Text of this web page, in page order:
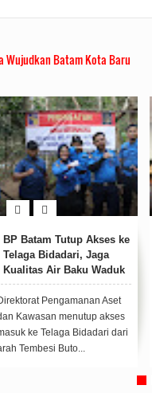
Wujudkan Batam Kota Baru
BP Batam Tutup Akses ke
Telaga Bidadari, Jaga
Kualitas Air Baku Waduk
Muka Kuning
Pengamanan Aset
Kawasan menutup akses
ke Telaga Bidadari dari
Tembesi Buto...